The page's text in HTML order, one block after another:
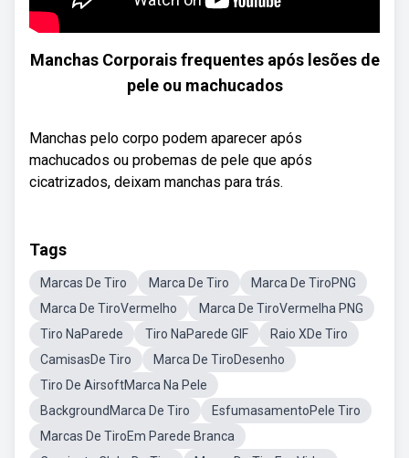
Manchas Corporais frequentes após lesões de
pele ou machucados
Manchas pelo corpo podem aparecer após
machucados ou probemas de pele que após
cicatrizados, deixam manchas para trás.
Tags
Marcas De Tiro Marca De Tiro
Marca De TiroPNG
Marca De TiroVermelho
Marca De TiroVermelha PNG
Tiro NaParede
Tiro NaParede GIF
Raio XDe Tiro
CamisasDe Tiro
Marca De TiroDesenho
Tiro De AirsoftMarca Na Pele
BackgroundMarca De Tiro
EsfumasamentoPele Tiro
Marcas De TiroEm Parede Branca